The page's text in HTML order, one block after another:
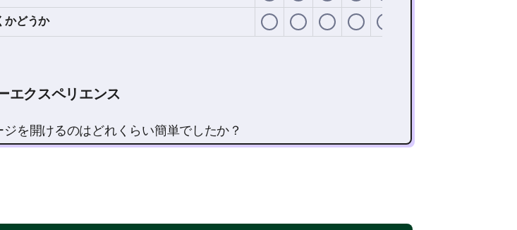
かどうか
エクスペリエンス
を開けるのはどれくらい簡単でしたか？